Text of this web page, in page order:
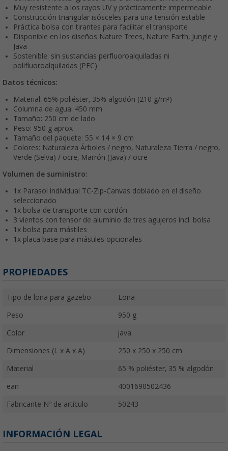
Muy resistente a los rayos UV y prácticamente impermeable
Construcción triangular isósceles para una tensión estable
Práctica bolsa con tirantes para facilitar el transporte
Disponible en los diseños Nature Trees, Nature Earth, Jungle y
Java
Sostenible: sin sustancias perfluoroalquiladas ni
polifluoroalquiladas (PFC)
Datos técnicos:
Material: 65% poliéster, 35% algodón (210 g/m²)
Columna de agua: 450 mm
Tamaño: 250 cm de lado
Peso: 950 g aprox
Tamaño del paquete: 55 × 14 × 9 cm
Colores: Naturaleza Árboles / negro, Naturaleza Tierra / negro,
Verde (Selva) / ocre, Marrón (Java) / ocre
Volumen de suministro:
1x Parasol individual TC-Zip-Canvas doblado en el diseño
seleccionado
1x bolsa de transporte con cordón
3 vientos con tensor de aluminio de tres agujeros incl. bolsa
1x bolsa para mástiles
1x placa base para mástiles opcionales
PROPIEDADES
Tipo de lona para gazebo Lona
Peso 950 g
Color java
Dimensiones (L x A x A) 250 x 250 x 250 cm
Material 65 % poliéster, 35 % algodón
ean 4001690502436
Fabricante Nº de artículo 50243
INFORMACIÓN LEGAL